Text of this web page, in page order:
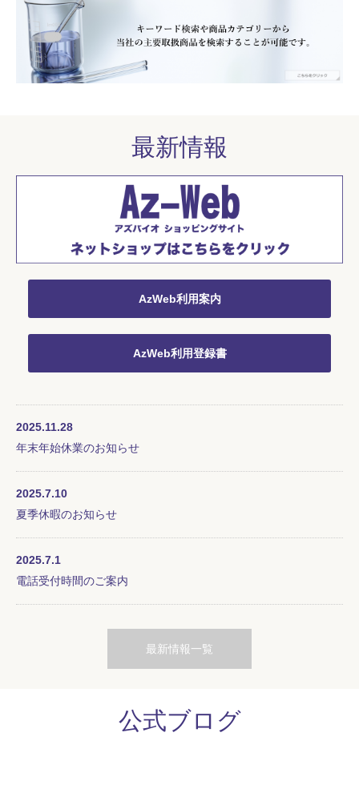
最新情報
AzWeb利用案内
AzWeb利用登録書
2025.11.28
年末年始休業のお知らせ
2025.7.10
夏季休暇のお知らせ
2025.7.1
電話受付時間のご案内
最新情報一覧
公式ブログ